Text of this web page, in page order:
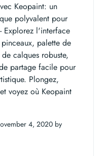
Keopaint: un
polyvalent pour
Explorez l'interface
palette de
calques robuste,
partage facile pour
Plongez,
voyez où Keopaint
4, 2020 by